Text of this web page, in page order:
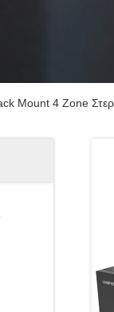
Mount 4 Zone